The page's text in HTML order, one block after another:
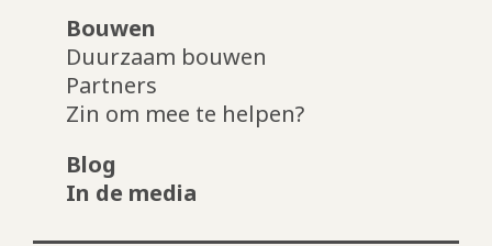
Bouwen
Duurzaam bouwen
Partners
Zin om mee te helpen?
Blog
In de media